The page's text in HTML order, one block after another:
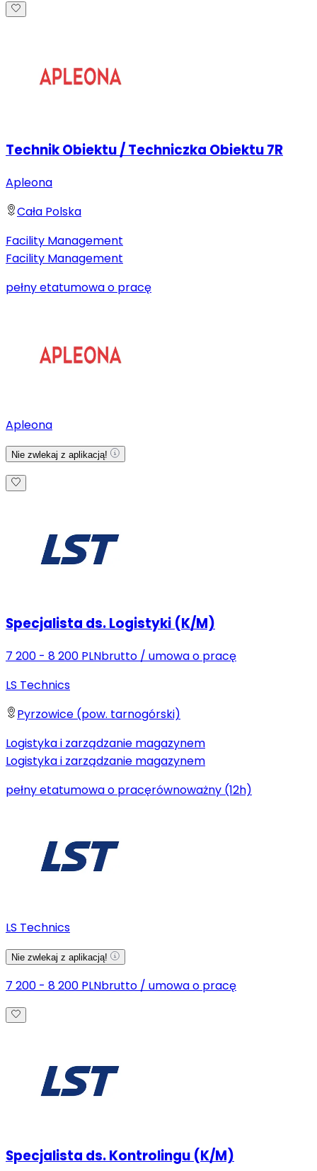
Technik Obiektu / Techniczka Obiektu 7R
Apleona
Cała Polska
Facility Management
Facility Management
pełny etatumowa o pracę
Apleona
Nie zwlekaj z aplikacją!
Specjalista ds. Logistyki (K/M)
7 200 - 8 200 PLNbrutto / umowa o pracę
LS Technics
Pyrzowice (pow. tarnogórski)
Logistyka i zarządzanie magazynem
Logistyka i zarządzanie magazynem
pełny etatumowa o pracęrównoważny (12h)
LS Technics
Nie zwlekaj z aplikacją!
7 200 - 8 200 PLNbrutto / umowa o pracę
Specjalista ds. Kontrolingu (K/M)